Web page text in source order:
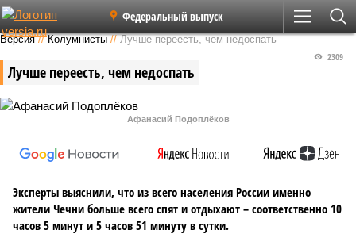
Федеральный выпуск
Версия //Колумнисты //Лучше переесть, чем недоспать
Лучше переесть, чем недоспать
2309
Афанасий Подоплёков
Эксперты выяснили, что из всего населения России именно
жители Чечни больше всего спят и отдыхают – соответственно 10
часов 5 минут и 5 часов 51 минуту в сутки.